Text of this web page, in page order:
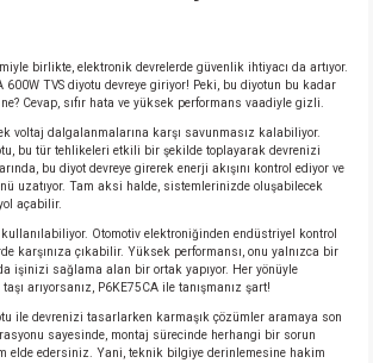
birlikte, elektronik devrelerde güvenlik ihtiyacı da artıyor.
600W TVS diyotu devreye giriyor! Peki, bu diyotun bu kadar
Cevap, sıfır hata ve yüksek performans vaadiyle gizli.
voltaj dalgalanmalarına karşı savunmasız kalabiliyor.
bu tür tehlikeleri etkili bir şekilde toplayarak devrenizi
bu diyot devreye girerek enerji akışını kontrol ediyor ve
uzatıyor. Tam aksi halde, sistemlerinizde oluşabilecek
açabilir.
Otomotiv elektroniğinden endüstriyel kontrol
karşınıza çıkabilir. Yüksek performansı, onu yalnızca bir
işinizi sağlama alan bir ortak yapıyor. Her yönüyle
arıyorsanız, P6KE75CA ile tanışmanız şart!
ile devrenizi tasarlarken karmaşık çözümler aramaya son
sayesinde, montaj sürecinde herhangi bir sorun
elde edersiniz. Yani, teknik bilgiye derinlemesine hakim